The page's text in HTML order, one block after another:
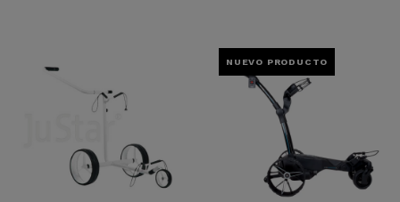
NUEVO PRODUCTO